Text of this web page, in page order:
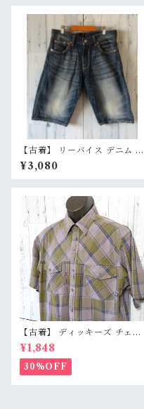
【古着】 リーバイス デニム シ
ョートパンツ W30（実寸ウエ
スト81cm） 濃紺 インディゴ
ハーフパンツ 膝丈 Levi's Ran
¥3,080
【古着】 ディッキーズ チェッ
クシャツ 半袖 メンズ XL グレ
ー グリーン 灰 緑 コットン10
0% Dickies RankB
¥1,848
30%OFF